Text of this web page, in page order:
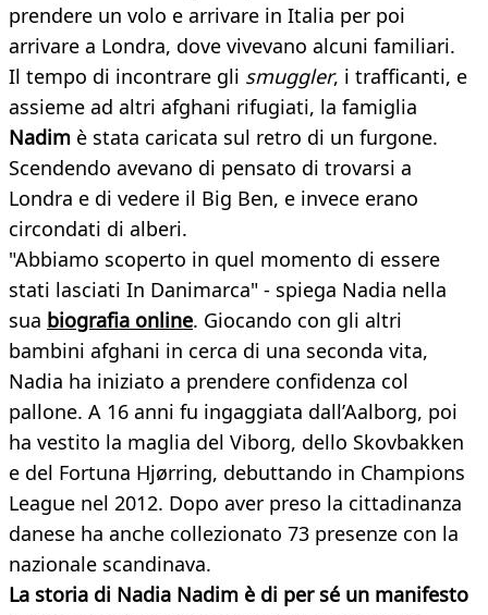
prendere un volo e arrivare in Italia per poi
arrivare a Londra, dove vivevano alcuni familiari.
Il tempo di incontrare gli smuggler, i trafficanti, e
assieme ad altri afghani rifugiati, la famiglia
Nadim è stata caricata sul retro di un furgone.
Scendendo avevano di pensato di trovarsi a
Londra e di vedere il Big Ben, e invece erano
circondati di alberi.
"Abbiamo scoperto in quel momento di essere
stati lasciati In Danimarca" - spiega Nadia nella
sua biografia online. Giocando con gli altri
bambini afghani in cerca di una seconda vita,
Nadia ha iniziato a prendere confidenza col
pallone. A 16 anni fu ingaggiata dall’Aalborg, poi
ha vestito la maglia del Viborg, dello Skovbakken
e del Fortuna Hjørring, debuttando in Champions
League nel 2012. Dopo aver preso la cittadinanza
danese ha anche collezionato 73 presenze con la
nazionale scandinava.
La storia di Nadia Nadim è di per sé un manifesto